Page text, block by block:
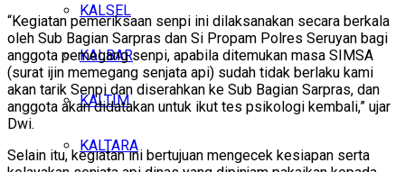
KALSEL
KALBAR
KALTIM
KALTARA
“Kegiatan pemeriksaan senpi ini dilaksanakan secara berkala
oleh Sub Bagian Sarpras dan Si Propam Polres Seruyan bagi
anggota pemegang senpi, apabila ditemukan masa SIMSA
(surat ijin memegang senjata api) sudah tidak berlaku kami
akan tarik Senpi dan diserahkan ke Sub Bagian Sarpras, dan
anggota akan didatakan untuk ikut tes psikologi kembali,” ujar
Dwi.
Selain itu, kegiatan ini bertujuan mengecek kesiapan serta